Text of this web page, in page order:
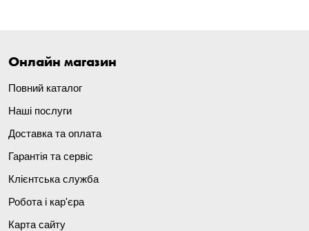
Онлайн магазин
Повний каталог
Наші послуги
Доставка та оплата
Гарантія та сервіс
Клієнтська служба
Робота і кар'єра
Карта сайту